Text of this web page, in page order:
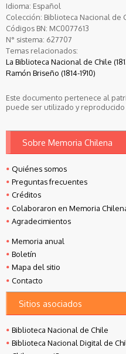
Idioma: Español
Colección: Biblioteca Nacional de
Códigos BN: MC0077613
N° sistema: 627707
Temas relacionados:
La Biblioteca Nacional de Chile
Ramón Briseño (1814-1910)
Este documento pertenece al
puede ser utilizado y
Sobre Memoria Chilena
Quiénes somos
Preguntas frecuentes
Créditos
Colaboraron en Memoria
Agradecimientos
Memoria anual
Boletín
Mapa del sitio
Contacto
Sitios asociados
Biblioteca Nacional de Chile
Biblioteca Nacional Digital de